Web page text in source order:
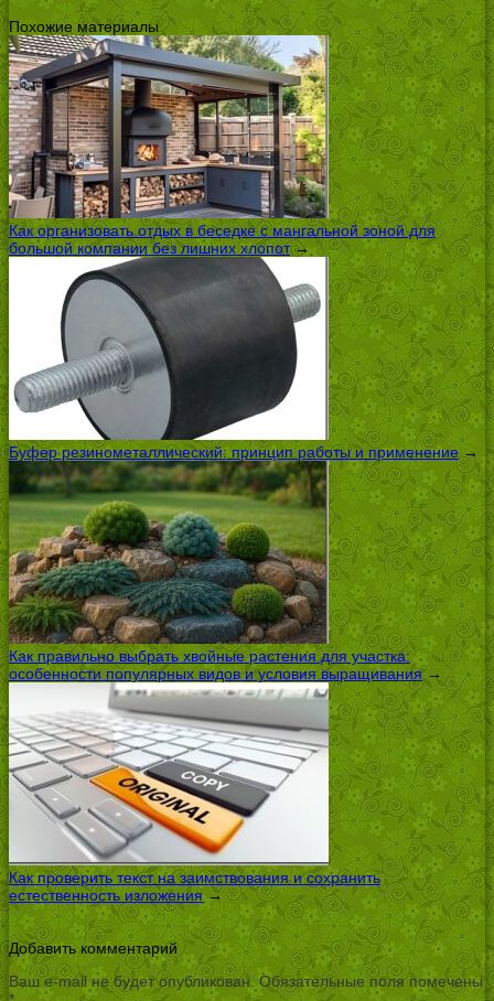
Похожие материалы
Как организовать отдых в беседке с мангальной зоной для
большой компании без лишних хлопот→
Буфер резинометаллический: принцип работы и применение →
Как правильно выбрать хвойные растения для участка:
особенности популярных видов и условия выращивания→
Как проверить текст на заимствования и сохранить
естественность изложения→
Добавить комментарий
Ваш e-mail не будет опубликован. Обязательные поля помечены